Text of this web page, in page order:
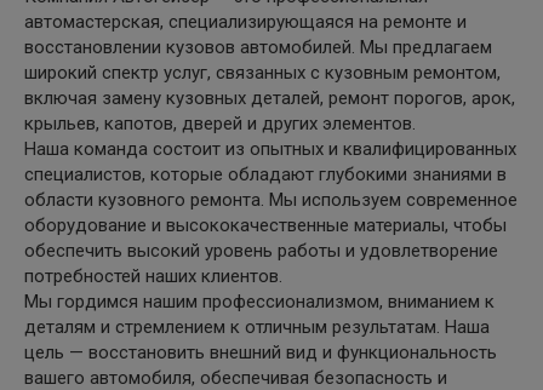
автомастерская, специализирующаяся на ремонте и
восстановлении кузовов автомобилей. Мы предлагаем
широкий спектр услуг, связанных с кузовным ремонтом,
включая замену кузовных деталей, ремонт порогов, арок,
крыльев, капотов, дверей и других элементов.
Наша команда состоит из опытных и квалифицированных
специалистов, которые обладают глубокими знаниями в
области кузовного ремонта. Мы используем современное
оборудование и высококачественные материалы, чтобы
обеспечить высокий уровень работы и удовлетворение
потребностей наших клиентов.
Мы гордимся нашим профессионализмом, вниманием к
деталям и стремлением к отличным результатам. Наша
цель — восстановить внешний вид и функциональность
вашего автомобиля, обеспечивая безопасность и